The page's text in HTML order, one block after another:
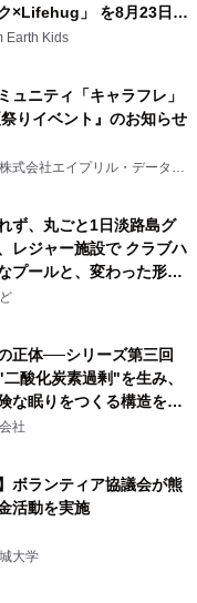
×Lifehug」 を8月23日
Earth Kids
ュニティ「キャラフレ」
祭りイベント』のお知らせ
式会社エイプリル・データ・
ず、丸ごと1日淡路島グ
レジャー施設で クラブハ
プールと、変わった形の
BOXY AWAJI」のお
連泊プランで
正体──シリーズ第三回
酸化炭素過剰"を生み、
な眠りをつくる構造を解
社
ボランティア協議会が熊
活動を実施
大学